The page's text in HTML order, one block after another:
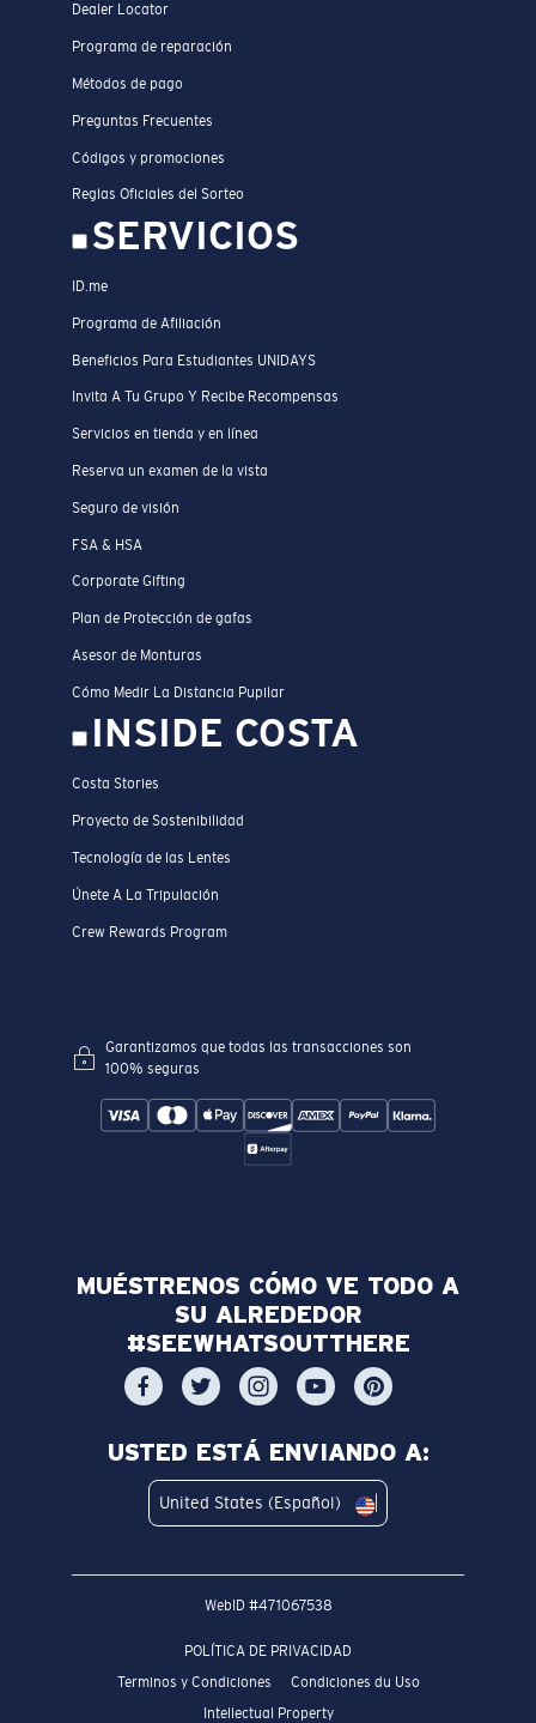
Dealer Locator
Programa de reparación
Métodos de pago
Preguntas Frecuentes
Códigos y promociones
Reglas Oficiales del Sorteo
SERVICIOS
ID.me
Programa de Afiliación
Beneficios Para Estudiantes UNIDAYS
Invita A Tu Grupo Y Recibe Recompensas
Servicios en tienda y en línea
Reserva un examen de la vista
Seguro de visión
FSA & HSA
Corporate Gifting
Plan de Protección de gafas
Asesor de Monturas
Cómo Medir La Distancia Pupilar
INSIDE COSTA
Costa Stories
Proyecto de Sostenibilidad
Tecnología de las Lentes
Únete A La Tripulación
Crew Rewards Program
Garantizamos que todas las transacciones son
100% seguras
MUÉSTRENOS CÓMO VE TODO A
SU ALREDEDOR
#SEEWHATSOUTTHERE
USTED ESTÁ ENVIANDO A:
United States (Español)
WebID #471067538
POLÍTICA DE PRIVACIDAD
Terminos y Condiciones
Condiciones du Uso
Intellectual Property